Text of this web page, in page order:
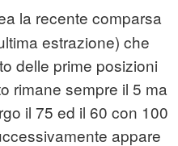
la recente comparsa
estrazione) che
delle prime posizioni
rimane sempre il 5 ma
il 75 ed il 60 con 100
appare